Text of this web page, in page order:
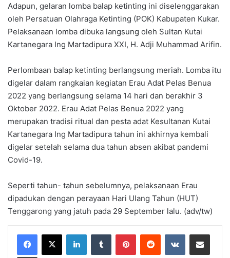
Adapun, gelaran lomba balap ketinting ini diselenggarakan
oleh Persatuan Olahraga Ketinting (POK) Kabupaten Kukar.
Pelaksanaan lomba dibuka langsung oleh Sultan Kutai
Kartanegara Ing Martadipura XXI, H. Adji Muhammad Arifin.
Perlombaan balap ketinting berlangsung meriah. Lomba itu
digelar dalam rangkaian kegiatan Erau Adat Pelas Benua
2022 yang berlangsung selama 14 hari dan berakhir 3
Oktober 2022. Erau Adat Pelas Benua 2022 yang
merupakan tradisi ritual dan pesta adat Kesultanan Kutai
Kartanegara Ing Martadipura tahun ini akhirnya kembali
digelar setelah selama dua tahun absen akibat pandemi
Covid-19.
Seperti tahun- tahun sebelumnya, pelaksanaan Erau
dipadukan dengan perayaan Hari Ulang Tahun (HUT)
Tenggarong yang jatuh pada 29 September lalu. (adv/tw)